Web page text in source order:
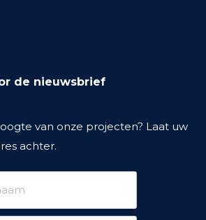
de nieuwsbrief
van onze projecten? Laat uw
achter.